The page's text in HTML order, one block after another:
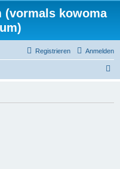
(vormals kowoma
Anmelden
Registrieren